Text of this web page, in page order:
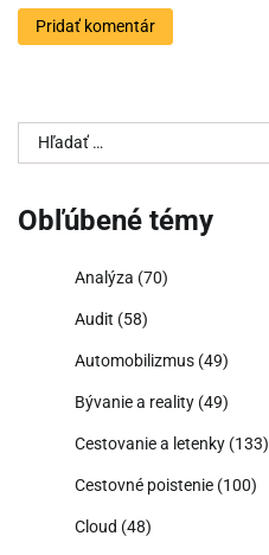
Hľadať:
Obľúbené témy
Analýza (70)
Audit (58)
Automobilizmus (49)
Bývanie a reality (49)
Cestovanie a letenky (133)
Cestovné poistenie (100)
Cloud (48)